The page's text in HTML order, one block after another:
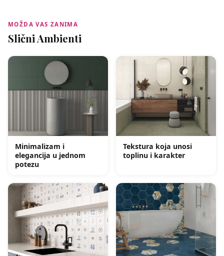
MOŽDA VAS ZANIMA
Slični Ambienti
Minimalizam i
elegancija u jednom
potezu
Tekstura koja unosi
toplinu i karakter